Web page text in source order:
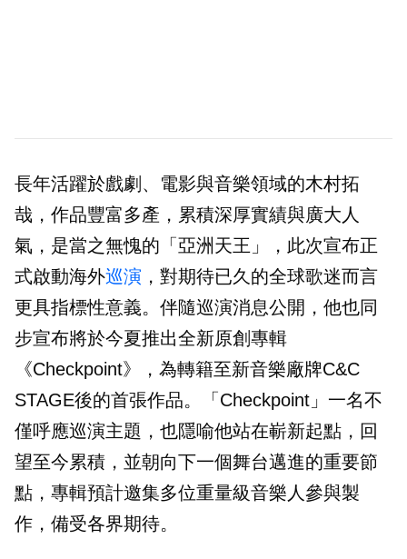
長年活躍於戲劇、電影與音樂領域的木村拓
哉，作品豐富多產，累積深厚實績與廣大人
氣，是當之無愧的「亞洲天王」，此次宣布正
式啟動海外巡演 ，對期待已久的全球歌迷而言
更具指標性意義。伴隨巡演消息公開，他也同
步宣布將於今夏推出全新原創專輯
《Checkpoint》，為轉籍至新音樂廠牌C&C
STAGE後的首張作品。「Checkpoint」一名不
僅呼應巡演主題，也隱喻他站在嶄新起點，回
望至今累積，並朝向下一個舞台邁進的重要節
點，專輯預計邀集多位重量級音樂人參與製
作，備受各界期待。